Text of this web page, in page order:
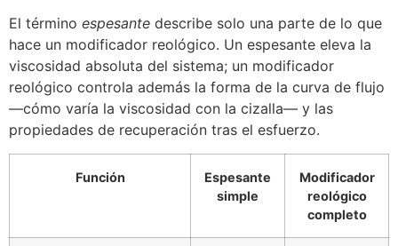
El término espesante describe solo una parte de lo que
hace un modificador reológico. Un espesante eleva la
viscosidad absoluta del sistema; un modificador
reológico controla además la forma de la curva de flujo
—cómo varía la viscosidad con la cizalla— y las
propiedades de recuperación tras el esfuerzo.
Función
Espesante
simple
Modificador
reológico
completo